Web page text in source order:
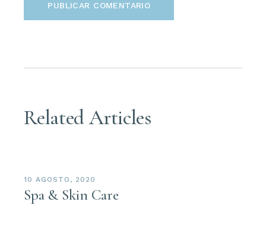
PUBLICAR COMENTARIO
Related Articles
10 AGOSTO, 2020
Spa & Skin Care